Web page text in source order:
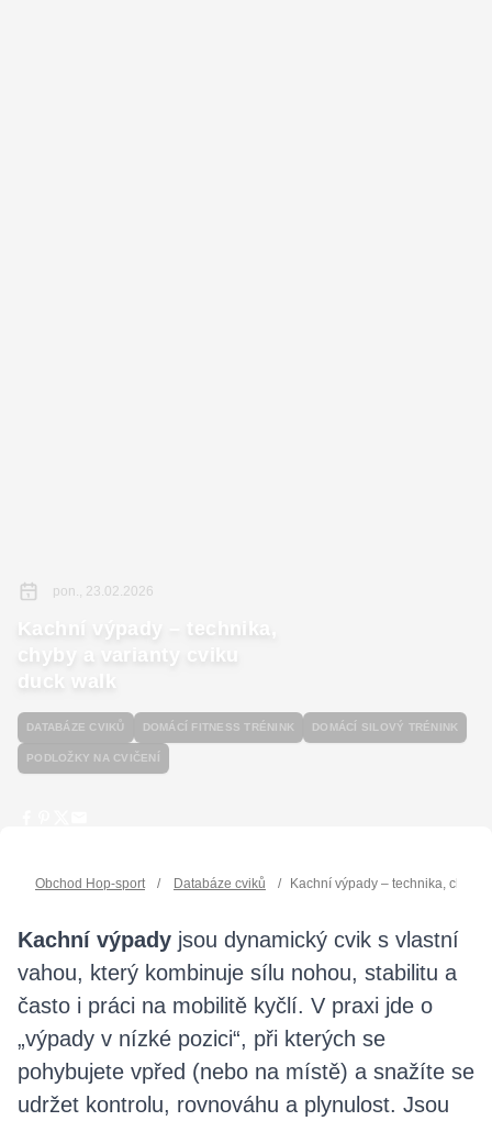
pon., 23.02.2026
Kachní výpady – technika,
chyby a varianty cviku
duck walk
DATABÁZE CVIKŮ DOMÁCÍ FITNESS TRÉNINK DOMÁCÍ SILOVÝ TRÉNINK
PODLOŽKY NA CVIČENÍ
Obchod Hop-sport / Databáze cviků / Kachní výpady – technika, chyby
Kachní výpady jsou dynamický cvik s vlastní
vahou, který kombinuje sílu nohou, stabilitu a
často i práci na mobilitě kyčlí. V praxi jde o
„výpady v nízké pozici“, při kterých se
pohybujete vpřed (nebo na místě) a snažíte se
udržet kontrolu, rovnováhu a plynulost. Jsou